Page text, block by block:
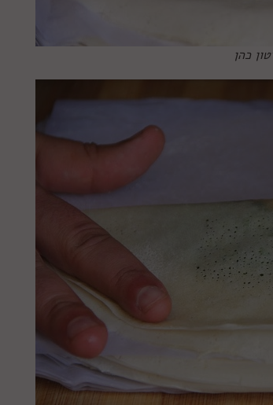
כהן